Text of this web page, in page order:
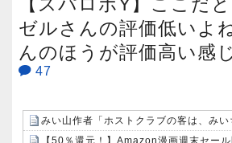
【スパロボY】ここだ
ゼルさんの評価低いよ
んのほうが評価高い感じ
47